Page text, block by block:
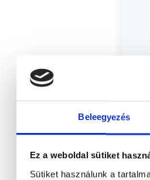
Beleegyezés
Ez a weboldal sütiket
Sütiket használunk a